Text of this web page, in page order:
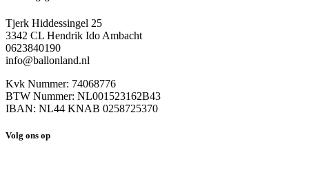
Tjerk Hiddessingel 25
3342 CL Hendrik Ido Ambacht
0623840190
info@ballonland.nl
Kvk Nummer: 74068776
BTW Nummer: NL001523162B43
IBAN: NL44 KNAB 0258725370
Volg ons op